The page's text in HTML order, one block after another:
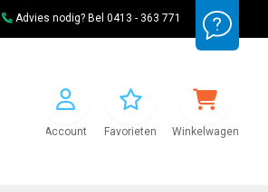
Advies nodig? Bel 0413 - 363 771
Account Favorieten Winkelwagen